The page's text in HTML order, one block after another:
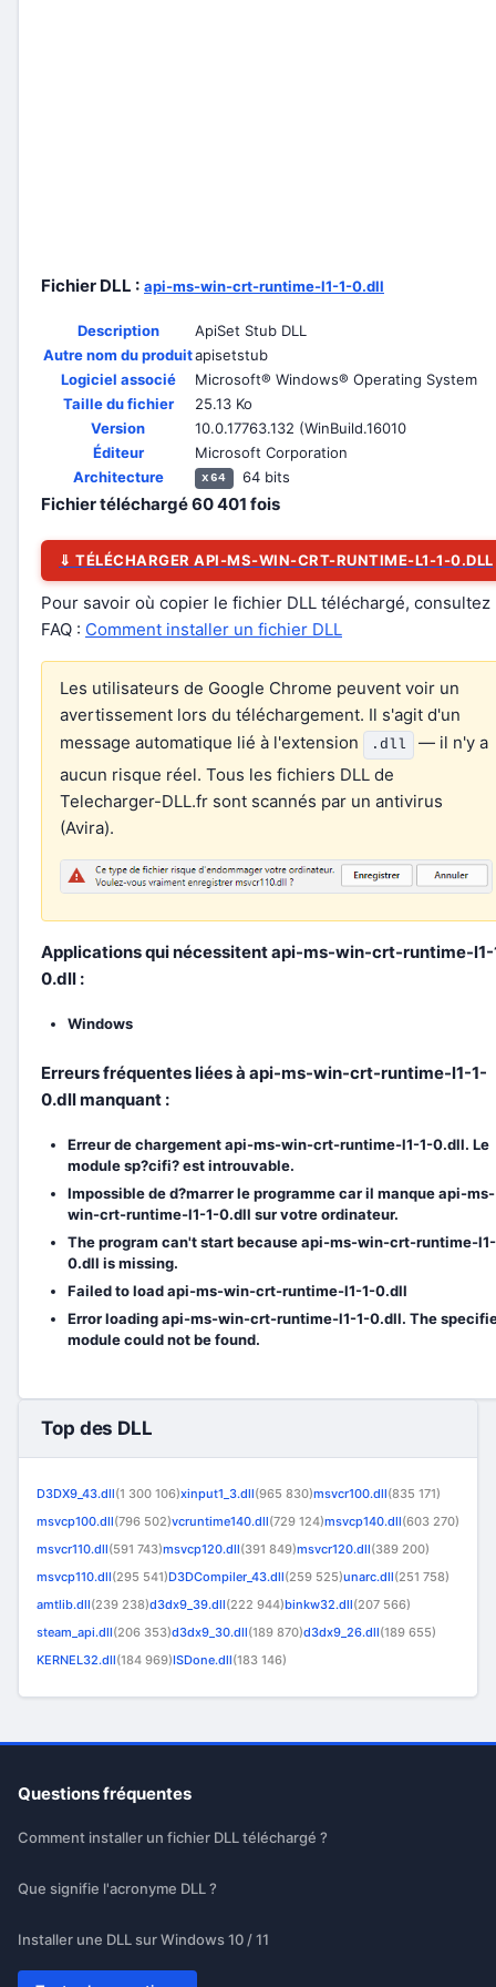
Fichier DLL : api-ms-win-crt-runtime-l1-1-0.dll
Description
ApiSet Stub DLL
Autre nom du produitapisetstub
Logiciel associé
Microsoft® Windows® Operating System
Taille du fichier
25.13 Ko
Version
10.0.17763.132 (WinBuild.16010
Éditeur
Microsoft Corporation
Architecture
x64 64 bits
Fichier téléchargé60 401 fois
⇓ TÉLÉCHARGER API-MS-WIN-CRT-RUNTIME-L1-1-0.DLL
Pour savoir où copier le fichier DLL téléchargé, consultez
FAQ : Comment installer un fichier DLL
Les utilisateurs de Google Chrome peuvent voir un
avertissement lors du téléchargement. Il s'agit d'un
message automatique lié à l'extension
.dll
— il n'y a
aucun risque réel. Tous les fichiers DLL de
Telecharger-DLL.fr sont scannés par un antivirus
(Avira).
Applications qui nécessitent api-ms-win-crt-runtime-
0.dll :
Windows
Erreurs fréquentes liées à api-ms-win-crt-runtime-l1-1-
0.dll manquant :
Erreur de chargement api-ms-win-crt-runtime-l1-1-0.dll. Le
module sp?cifi? est introuvable.
Impossible de d?marrer le programme car il manque api-ms-
win-crt-runtime-l1-1-0.dll sur votre ordinateur.
The program can't start because api-ms-win-crt-runtime-
0.dll is missing.
Failed to load api-ms-win-crt-runtime-l1-1-0.dll
Error loading api-ms-win-crt-runtime-l1-1-0.dll. The
module could not be found.
Top des DLL
D3DX9_43.dll(1 300 106)xinput1_3.dll(965 830)msvcr100.dll(835 171)
msvcp100.dll(796 502)vcruntime140.dll(729 124)msvcp140.dll(603 270)
msvcr110.dll(591 743)msvcp120.dll(391 849)msvcr120.dll(389 200)
msvcp110.dll(295 541)D3DCompiler_43.dll(259 525)unarc.dll(251 758)
amtlib.dll(239 238)d3dx9_39.dll(222 944)binkw32.dll(207 566)
steam_api.dll(206 353)d3dx9_30.dll(189 870)d3dx9_26.dll(189 655)
KERNEL32.dll(184 969)ISDone.dll(183 146)
Questions fréquentes
Comment installer un fichier DLL téléchargé ?
Que signifie l'acronyme DLL ?
Installer une DLL sur Windows 10 / 11